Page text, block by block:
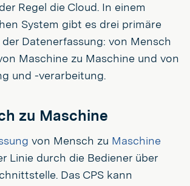
Regel die Cloud. In einem
System gibt es drei primäre
Datenerfassung: von Mensch
Maschine zu Maschine und von
und -verarbeitung.
zu Maschine
von Mensch zu Maschine
Linie durch die Bediener über
Das CPS kann